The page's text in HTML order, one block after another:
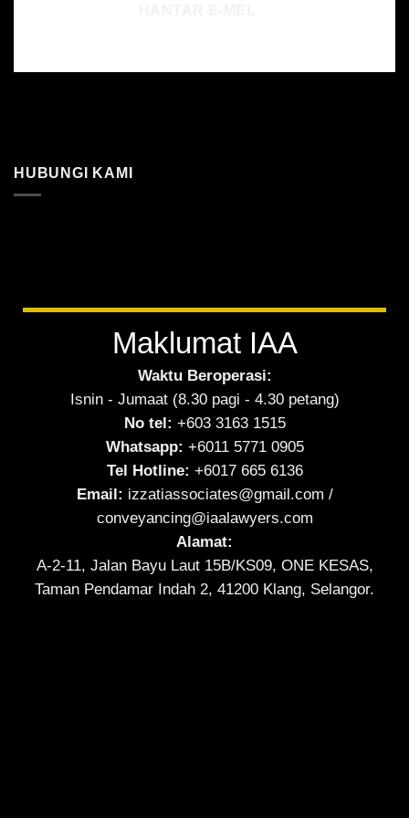
HUBUNGI KAMI
Maklumat IAA
Waktu Beroperasi:
Isnin - Jumaat (8.30 pagi - 4.30 petang)
No tel: +603 3163 1515
Whatsapp: +6011 5771 0905
Tel Hotline: +6017 665 6136
Email: izzatiassociates@gmail.com /
conveyancing@iaalawyers.com
Alamat:
A-2-11, Jalan Bayu Laut 15B/KS09, ONE KESAS,
Taman Pendamar Indah 2, 41200 Klang, Selangor.